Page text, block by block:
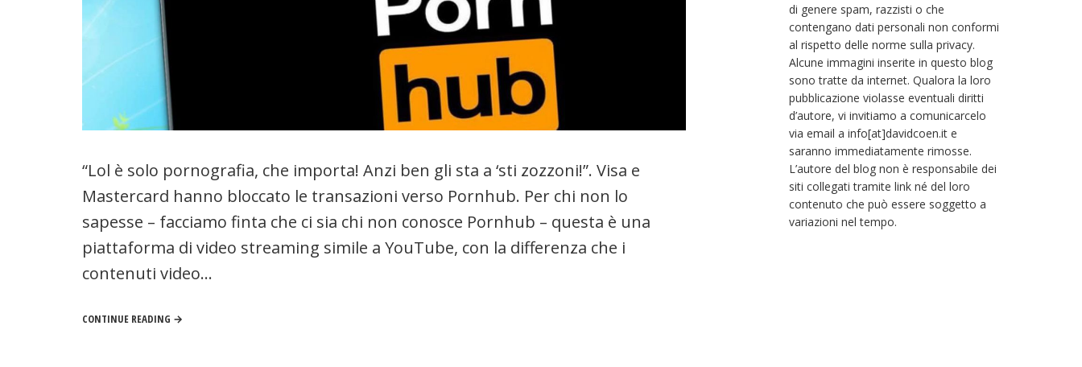
“Lol è solo pornografia, che importa! Anzi ben gli sta a ‘sti zozzoni!”. Visa e
Mastercard hanno bloccato le transazioni verso Pornhub. Per chi non lo
sapesse – facciamo finta che ci sia chi non conosce Pornhub – questa è una
piattaforma di video streaming simile a YouTube, con la differenza che i
contenuti video…
CONTINUE READING →
di genere spam, razzisti o che
contengano dati personali non conformi
al rispetto delle norme sulla privacy.
Alcune immagini inserite in questo blog
sono tratte da internet. Qualora la loro
pubblicazione violasse eventuali diritti
d’autore, vi invitiamo a comunicarcelo
via email a info[at]davidcoen.it e
saranno immediatamente rimosse.
L’autore del blog non è responsabile dei
siti collegati tramite link né del loro
contenuto che può essere soggetto a
variazioni nel tempo.